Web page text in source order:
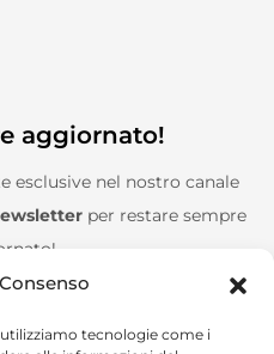
tecnologie come i
aggiornato!
esclusive nel nostro canale
per restare sempre